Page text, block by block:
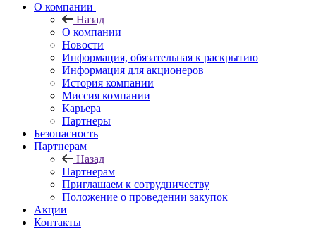
О компании
Назад
О компании
Новости
Информация, обязательная к раскрытию
Информация для акционеров
История компании
Миссия компании
Карьера
Партнеры
Безопасность
Партнерам
Назад
Партнерам
Приглашаем к сотрудничеству
Положение о проведении закупок
Акции
Контакты